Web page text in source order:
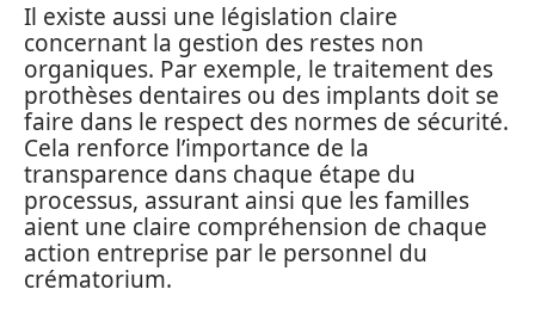
Il existe aussi une législation claire
concernant la gestion des restes non
organiques. Par exemple, le traitement des
prothèses dentaires ou des implants doit se
faire dans le respect des normes de sécurité.
Cela renforce l’importance de la
transparence dans chaque étape du
processus, assurant ainsi que les familles
aient une claire compréhension de chaque
action entreprise par le personnel du
crématorium.